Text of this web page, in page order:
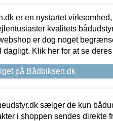
er en nystartet
kvalitets
er dog noget
dagligt. Klik her for at se
på Bådbiksen.dk
sælger de kun
i shoppen sendes direkte